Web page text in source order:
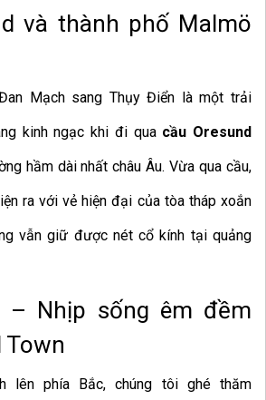
và thành phố Malmö
Mạch sang Thụy Điển là một trải
kinh ngạc khi đi qua cầu Oresund
hầm dài nhất châu Âu. Vừa qua cầu,
ra với vẻ hiện đại của tòa tháp xoắn
vẫn giữ được nét cổ kính tại quảng
– Nhịp sống êm đềm
Town
lên phía Bắc, chúng tôi ghé thăm